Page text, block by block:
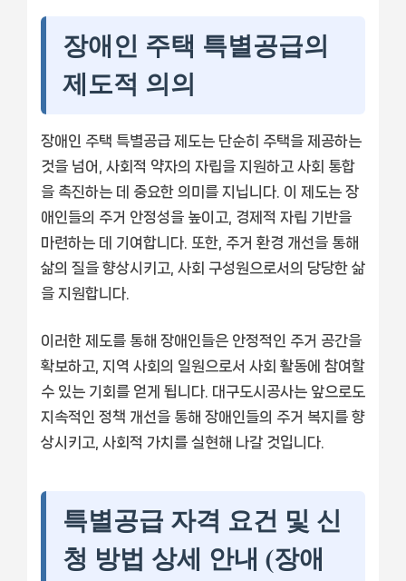
장애인 주택 특별공급의
제도적 의의
장애인 주택 특별공급 제도는 단순히 주택을 제공하는
것을 넘어, 사회적 약자의 자립을 지원하고 사회 통합
을 촉진하는 데 중요한 의미를 지닙니다. 이 제도는 장
애인들의 주거 안정성을 높이고, 경제적 자립 기반을
마련하는 데 기여합니다. 또한, 주거 환경 개선을 통해
삶의 질을 향상시키고, 사회 구성원으로서의 당당한 삶
을 지원합니다.
이러한 제도를 통해 장애인들은 안정적인 주거 공간을
확보하고, 지역 사회의 일원으로서 사회 활동에 참여할
수 있는 기회를 얻게 됩니다. 대구도시공사는 앞으로도
지속적인 정책 개선을 통해 장애인들의 주거 복지를 향
상시키고, 사회적 가치를 실현해 나갈 것입니다.
특별공급 자격 요건 및 신
청 방법 상세 안내 (장애